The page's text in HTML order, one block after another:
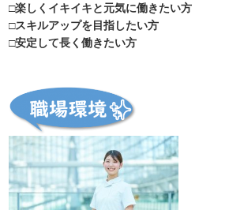
□楽しくイキイキと元気に働きたい方
□スキルアップを目指したい方
□安定して長く働きたい方